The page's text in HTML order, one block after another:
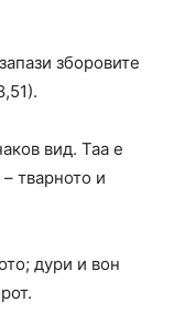
зборовите
вид. Таа е
тварното и
дури и вон